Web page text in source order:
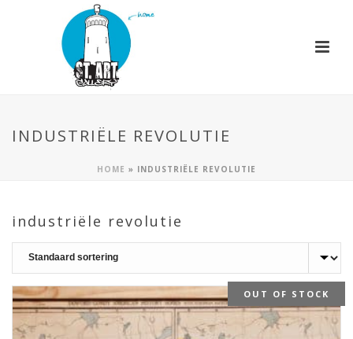
INDUSTRIËLE REVOLUTIE
HOME » INDUSTRIËLE REVOLUTIE
industriële revolutie
OUT OF STOCK